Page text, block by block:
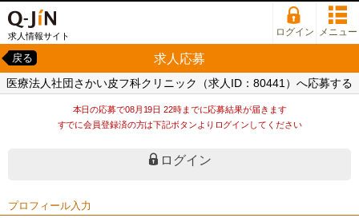
求人情報サイト ログイン メニュー
求人応募
戻る
医療法人社団さかい皮フ科クリニック（求人ID：80441）へ応募する
本日の応募で08月19日 22時までに応募結果が届きます
すでに会員登録済の方は下記ボタンよりログインしてください
ログイン
プロフィール入力